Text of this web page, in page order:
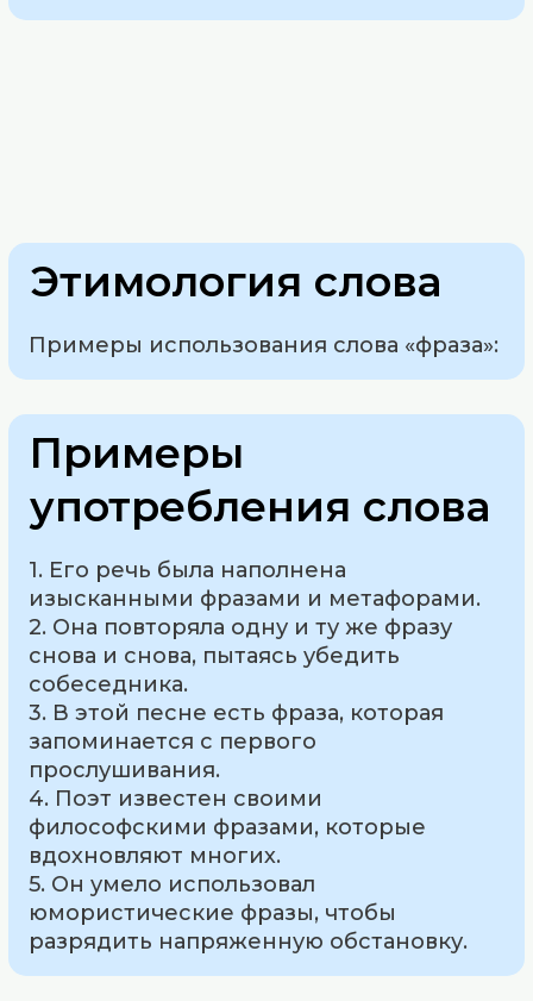
Этимология слова
Примеры использования слова «фраза»:
Примеры
употребления слова
1. Его речь была наполнена
изысканными фразами и метафорами.
2. Она повторяла одну и ту же фразу
снова и снова, пытаясь убедить
собеседника.
3. В этой песне есть фраза, которая
запоминается с первого
прослушивания.
4. Поэт известен своими
философскими фразами, которые
вдохновляют многих.
5. Он умело использовал
юмористические фразы, чтобы
разрядить напряженную обстановку.